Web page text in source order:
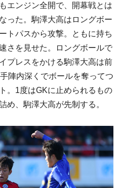
エンジン全開で、開幕戦とは
った。駒澤大高はロングボー
トパスから攻撃。ともに持ち
さを見せた。ロングボールで
プレスをかける駒澤大高は前
陣内深くでボールを奪ってつ
。1度はGKに止められるもの
め、駒澤大高が先制する。